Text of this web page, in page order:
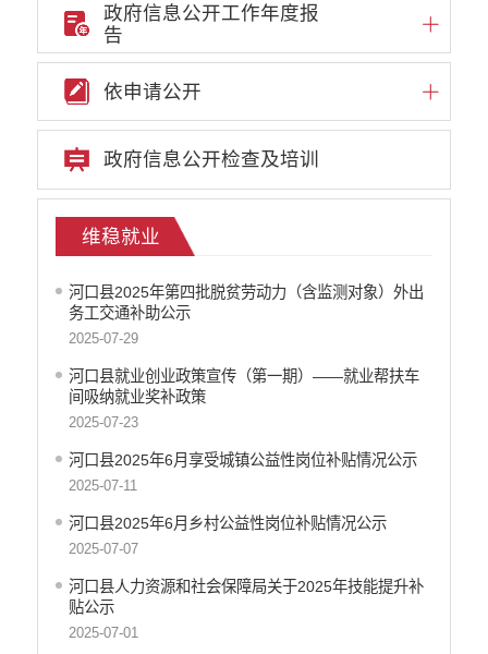
减税降费
重大决策
维稳就业
乡村振兴
养老服务
医疗卫生
统计信息
公共文化服务
食品药品监管
产品质量
社会救助
涉农补贴
应急预案
安全生产
政府信息公开工作年度报
告
依申请公开
政府信息公开检查及培训
维稳就业
河口县2025年第四批脱贫劳动力（含监测对象）外出
务工交通补助公示
2025-07-29
河口县就业创业政策宣传（第一期）——就业帮扶车
间吸纳就业奖补政策
2025-07-23
河口县2025年6月享受城镇公益性岗位补贴情况公示
2025-07-11
河口县2025年6月乡村公益性岗位补贴情况公示
2025-07-07
河口县人力资源和社会保障局关于2025年技能提升补
贴公示
2025-07-01